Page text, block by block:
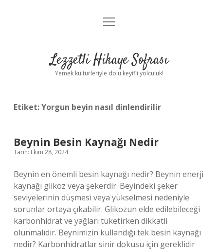
Anasayfa
Yasal Uyarı
menüyü
Lezzetli Hikaye Sofrası
Yemek kültürleriyle dolu keyifli yolculuk!
Etiket:Yorgun beyin nasıl dinlendirilir
Beynin Besin Kaynağı Nedir
Tarih: Ekim 28, 2024
Beynin en önemli besin kaynağı nedir? Beynin enerji
kaynağı glikoz veya şekerdir. Beyindeki şeker
seviyelerinin düşmesi veya yükselmesi nedeniyle
sorunlar ortaya çıkabilir. Glikozun elde edilebileceği
karbonhidrat ve yağları tüketirken dikkatli
olunmalıdır. Beynimizin kullandığı tek besin kaynağı
nedir? Karbonhidratlar sinir dokusu için gereklidir